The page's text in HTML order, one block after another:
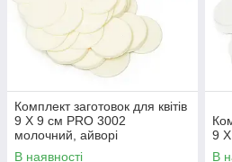
Комплект заготовок для квітів
9 Х 9 см PRO 3002
молочний, айворі
В наявності
9
В